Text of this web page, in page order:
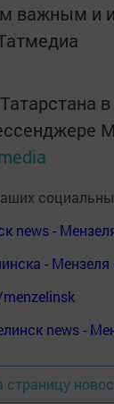
важным и
в
news -
- Мензеля
news -
страницу